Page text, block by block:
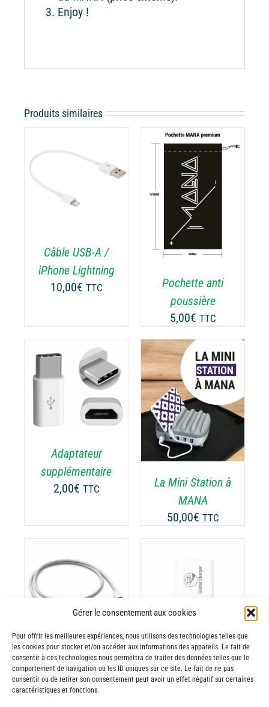
Gérer le consentement aux cookies
Pour offrir les meilleures expériences, nous utilisons des technologies telles que
les cookies pour stocker et/ou accéder aux informations des appareils. Le fait de
consentir à ces technologies nous permettra de traiter des données telles que le
comportement de navigation ou les ID uniques sur ce site. Le fait de ne pas
consentir ou de retirer son consentement peut avoir un effet négatif sur certaines
caractéristiques et fonctions.
Enjoy !
Produits similaires
Câble USB-A /
iPhone Lightning
10,00€ TTC
PANIER
Pochette anti
poussière
5,00€ TTC
Adaptateur
supplémentaire
2,00€ TTC
AJOUTER AU
PANIER
/
DÉTAILS
La Mini Station à
MANA
50,00€ TTC
Câble USB-C /
USB-C
AJOUTER AU
PANIER
DÉTAILS
Prise murale